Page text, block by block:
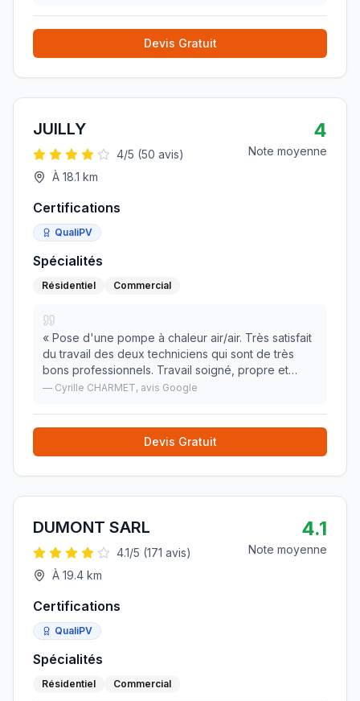
Devis Gratuit
JUILLY
4/5 (50 avis)
À 18.1 km
4
Note moyenne
Certifications
QualiPV
Spécialités
Résidentiel Commercial
« Pose d'une pompe à chaleur air/air. Très satisfait
du travail des deux techniciens qui sont de très
bons professionnels. Travail soigné, propre et
rapide. Merci à eux Nous recommandons
— Cyrille CHARMET, avis Google
Devis Gratuit
DUMONT SARL
4.1/5 (171 avis)
À 19.4 km
4.1
Note moyenne
Certifications
QualiPV
Spécialités
Résidentiel Commercial